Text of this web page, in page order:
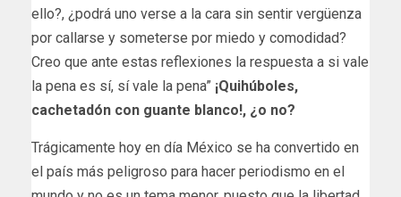
ello?, ¿podrá uno verse a la cara sin sentir vergüenza
por callarse y someterse por miedo y comodidad?
Creo que ante estas reflexiones la respuesta a si vale
la pena es sí, sí vale la pena” ¡Quihúboles,
cachetadón con guante blanco!, ¿o no?
Trágicamente hoy en día México se ha convertido en
el país más peligroso para hacer periodismo en el